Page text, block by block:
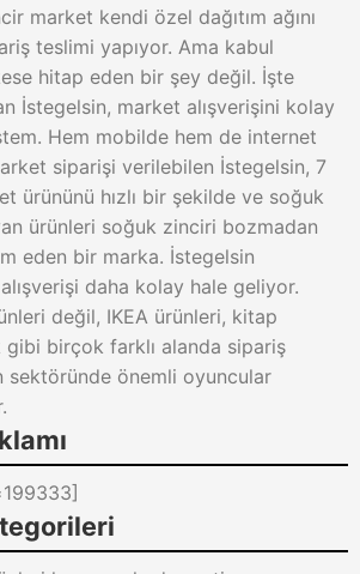
market kendi özel dağıtım ağını
teslimi yapıyor. Ama kabul
hitap eden bir şey değil. İşte
İstegelsin, market alışverişini kolay
Hem mobilde hem de internet
siparişi verilebilen İstegelsin, 7
ürününü hızlı bir şekilde ve soğuk
ürünleri soğuk zinciri bozmadan
eden bir marka. İstegelsin
daha kolay hale geliyor.
değil, IKEA ürünleri, kitap
gibi birçok farklı alanda sipariş
sektöründe önemli oyuncular